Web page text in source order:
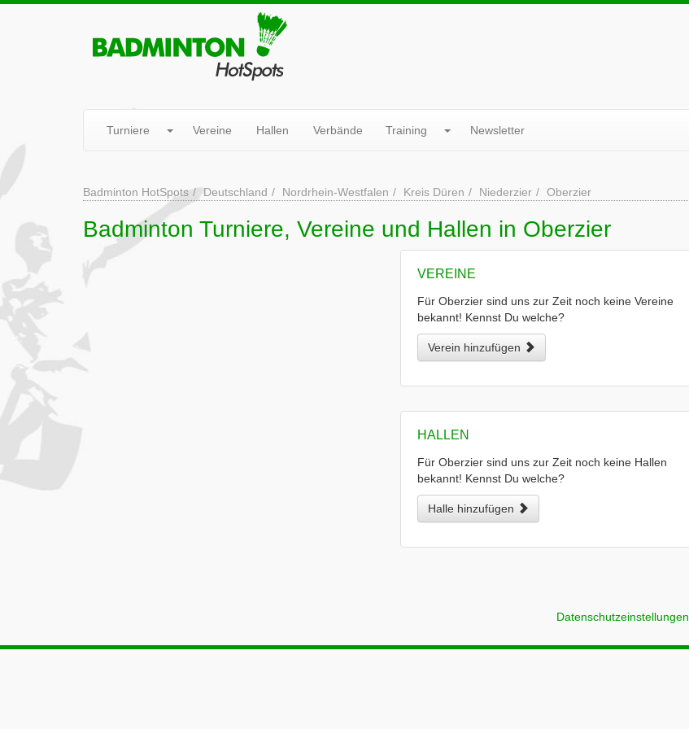
Turniere Vereine Hallen Verbände Training Newsletter
Badminton HotSpots Deutschland Nordrhein-Westfalen Kreis Düren Niederzier Oberzier
Badminton Turniere, Vereine und Hallen in Oberzier
VEREINE
Für Oberzier sind uns zur Zeit noch keine Vereine
bekannt! Kennst Du welche?
Verein hinzufügen
HALLEN
Für Oberzier sind uns zur Zeit noch keine Hallen
bekannt! Kennst Du welche?
Halle hinzufügen
Datenschutzeinstellungen